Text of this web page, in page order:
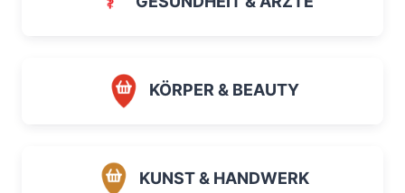
KÖRPER & BEAUTY
KUNST & HANDWERK